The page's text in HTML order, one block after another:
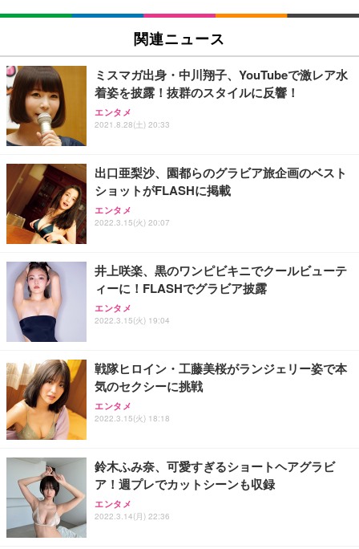
SIHOO B100 オフィスチェア／デスクチェア メッシ
ュチェア 人間工学 疲れない ブラック
￥27,999
Sezlife オフィスチェア デスクチェア 疲れない テレ
ワーク チェア 強化バックレスト 30度ロッキング機
能 人間工学 椅子 腰サポート 90度跳ね上げ式アーム
務用 おしゃれ パソコンチェア (ブラック)
Sezlife オフィスチェア デスクチェア 疲れない テレ
ワーク チェア 強化バックレスト 30度ロッキング機
能 人間工学 椅子 腰サポート 90度跳ね上げ式アーム
務用 おしゃれ パソコンチェア (ホワイト)
ANDWINT オフィスチェア デスクチェア 肘なし メ
ッシュ 通気性 ランバーサポート付き 腰サポート ガ
ス圧無段階昇降 360度回転 キャスター付き コンパク
EIZO ビジネス向けプレミアムモニター | FlexScan
￥109,572
【純正品】27"ゲーミングモニター DualSense 充電
フック付き（CFI-ZDM1J）
【整備済み品】Dell E2724HS 27インチ 液晶モニタ
ー フルHD（1920×1080）VA 非光沢 HDMI/DisplayP
ort/VGA スピーカー内蔵 高さ調整 スイベル VESA対
【MiniLED/24.5inch/280Hz/FHD】GRAPHT THE S
HOOTER Gaming Monitor 24” Essential ゲーミン
グモニター QD 24.5インチ 1ms FHD 量子ドット 残
Amazonベーシック ペットシーツ 厚型 ワイド 42枚
x2袋(84枚) ホワイト(吸収面:ライトブルー)
￥3,234
ネオ・ルーライフ ネオ・オムツ L 中型犬用 26枚入
り 単品
Smart Basic(スマートベーシック) 【Amazon.co.jp
限定】 Smart Basic アイリスオーヤマ ペットシーツ
超厚型 お徳用 ワイド 100枚入 (x 1) (ケース販売)
アイリスオーヤマ ペットシーツ 超厚型 お徳用 レギ
ュラー 200枚入【Amazon.co.jp限定】
関連ニュース
ミスマガ出身・中川翔子、YouTubeで激レア水
着姿を披露！抜群のスタイルに反響！
エンタメ
2021.8.28(土) 20:33
出口亜梨沙、園都らのグラビア旅企画のベスト
ショットがFLASHに掲載
エンタメ
2022.3.15(火) 20:07
井上咲楽、黒のワンピビキニでクールビューテ
ィーに！FLASHでグラビア披露
エンタメ
2022.3.15(火) 19:04
戦隊ヒロイン・工藤美桜がランジェリー姿で本
気のセクシーに挑戦
エンタメ
2022.3.15(火) 18:18
鈴木ふみ奈、可愛すぎるショートヘアグラビ
ア！週プレでカットシーンも収録
エンタメ
2022.3.14(月) 22:36